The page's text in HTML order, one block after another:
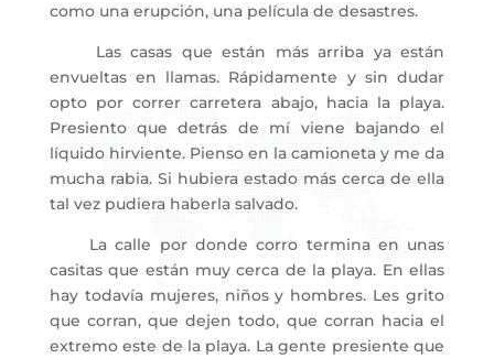
como una erupción, una película de desastres.
Las casas que están más arriba ya están
envueltas en llamas. Rápidamente y sin dudar
opto por correr carretera abajo, hacia la playa.
Presiento que detrás de mí viene bajando el
líquido hirviente. Pienso en la camioneta y me da
mucha rabia. Si hubiera estado más cerca de ella
tal vez pudiera haberla salvado.
La calle por donde corro termina en unas
casitas que están muy cerca de la playa. En ellas
hay todavía mujeres, niños y hombres. Les grito
que corran, que dejen todo, que corran hacia el
extremo este de la playa. La gente presiente que